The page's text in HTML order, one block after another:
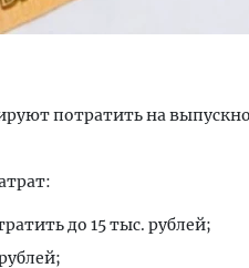
потратить на
до 15 тыс. рублей;
Каким будет новый апарт-